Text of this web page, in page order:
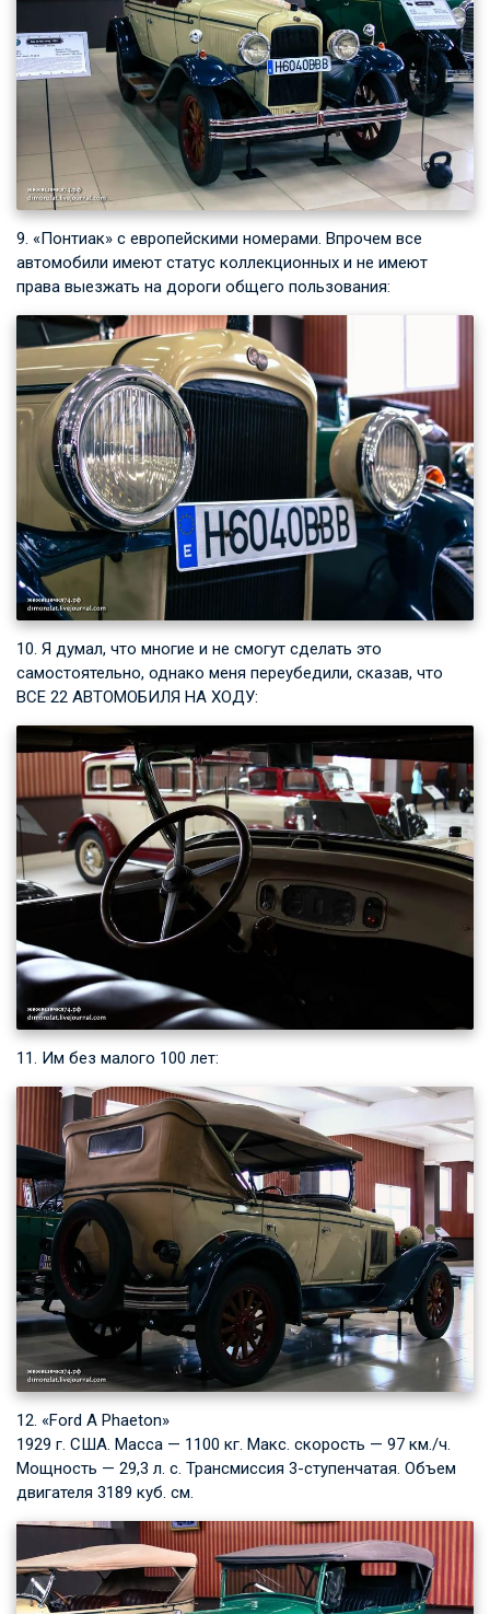
9. «Понтиак» с европейскими номерами. Впрочем все
автомобили имеют статус коллекционных и не имеют
права выезжать на дороги общего пользования:
10. Я думал, что многие и не смогут сделать это
самостоятельно, однако меня переубедили, сказав, что
ВСЕ 22 АВТОМОБИЛЯ НА ХОДУ:
11. Им без малого 100 лет:
12. «Ford A Phaeton»
1929 г. США. Масса — 1100 кг. Макс. скорость — 97 км./ч.
Мощность — 29,3 л. с. Трансмиссия 3-ступенчатая. Объем
двигателя 3189 куб. см.